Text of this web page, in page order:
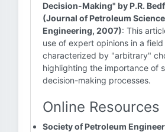
Decision-Making" by P.R.
(Journal of Petroleum
Engineering, 2007): This
use of expert opinions in a
characterized by "arbitrary"
highlighting the importance of
decision-making processes.
Online Resources
Society of Petroleum